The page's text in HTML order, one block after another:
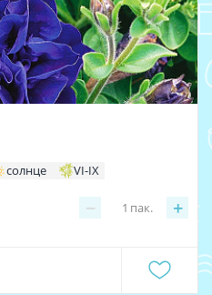
солнце VI-IX
− +
1 пак.